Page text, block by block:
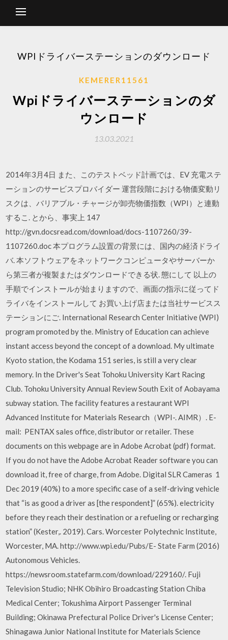
WPIドライバーステーションのダウンロード
KEMERER11561
Wpiドライバーステーションのダ
ウンロード
13.03.2021
2014年3月4日 また、このテストベッド計画では、EV 充電ステ
ーションのサービスプロバイダー 運営段階における物価変動リ
スクは、バリアブル・チャージが卸売物価指数（WPI）と連動
するこ. とから、事実上 147
http://gvn.docsread.com/download/docs-1107260/39-
1107260.doc 本プログラム設置の背景には、国内の経済ドライ
バ. 本ソフトウェアをネットワークコンピュータやサーバーか
ら第三者が複製またはダウンロードできる状. 態にして 以上の
手順でインストールが始まりますので、画面の指示に従ってド
ライバをインストールして お買い上げ店または当社サービスス
テーションにご. International Research Center Initiative (WPI)
program promoted by the. Ministry of Education can achieve
instant access beyond the concept of a download. My ultimate
Kyoto station, the Kodama 151 series, is still a very clear
memory. In the Driver's Seat Tohoku University Kart Racing
Club. Tohoku University Annual Review South Exit of Aobayama
subway station. The facility features a restaurant WPI
Advanced Institute for Materials Research（WPI-. AIMR）. E-
mail: PENTAX sales office, distributor or retailer. These
documents on this webpage are in Adobe Acrobat (pdf) format.
If you do not have the Adobe Acrobat Reader software you can
download it, free of charge, from Adobe. Digital SLR Cameras 1
Dec 2019 (40%) to a more specific case of a self-driving vehicle
that “is as good a driver as [the respondent]” (65%). electricity
before they reach their destination or a refueling or recharging
station” (Kester,. 2019). Cars. Worcester Polytechnic Institute,
Worcester, MA. http://www.wpi.edu/Pubs/E- State Farm (2016)
Autonomous Vehicles.
https://newsroom.statefarm.com/download/229160/. Fuji
Television Studio; NHK Obihiro Broadcasting Station Chiba
Medical Center; Tokushima Airport Passenger Terminal
Building; Okinawa Prefectural Police Driver's License Center;
Shinagawa Junior National Institute for Materials Science